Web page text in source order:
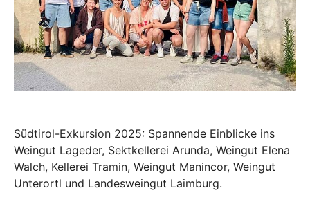
Südtirol-Exkursion 2025: Spannende Einblicke ins
Weingut Lageder, Sektkellerei Arunda, Weingut Elena
Walch, Kellerei Tramin, Weingut Manincor, Weingut
Unterortl und Landesweingut Laimburg.